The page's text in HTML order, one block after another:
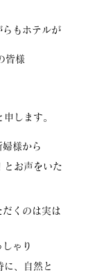
らもホテルが
皆様
します。
様から
とお声をいた
くのは実は
ゃり
に、自然と